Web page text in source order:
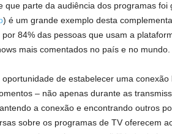
que parte da audiência dos programas foi
) é um grande exemplo desta
84% das pessoas que usam a
mais comentados no país e no mundo.
de estabelecer uma conexão
– não apenas durante as
a conexão e encontrando outros
sobre os programas de TV oferecem